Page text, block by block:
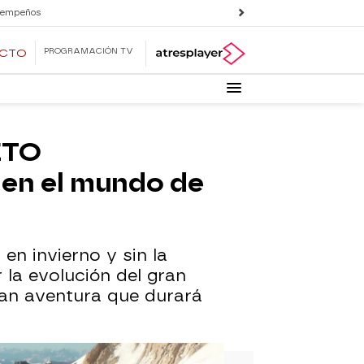
PROGRAMACIÓN TV
el mundo de
invierno y sin la
evolución del gran
aventura que durará